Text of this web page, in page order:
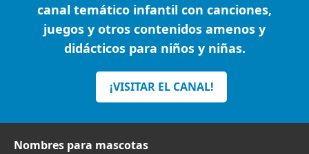
canal temático infantil con canciones,
juegos y otros contenidos amenos y
didácticos para niños y niñas.
¡VISITAR EL CANAL!
Nombres para mascotas